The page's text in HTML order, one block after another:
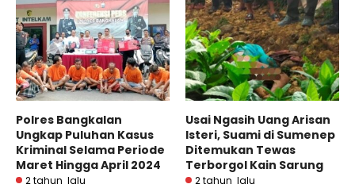
Polres Bangkalan
Ungkap Puluhan Kasus
Kriminal Selama Periode
Maret Hingga April 2024
2 tahun lalu
Usai Ngasih Uang Arisan
Isteri, Suami di Sumenep
Ditemukan Tewas
Terborgol Kain Sarung
2 tahun lalu